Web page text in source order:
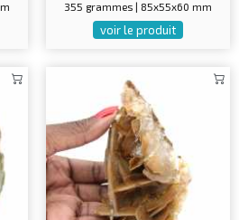
355 grammes | 85x55x60 mm
voir le produit